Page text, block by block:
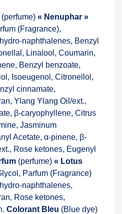
(perfume) « Nenuphar »
(Fragrance),
naphthalenes, Benzyl
Linalool, Coumarin,
Benzyl benzoate,
Isoeugenol, Citronellol,
cinnamate,
Ylang Ylang Oil/ext.,
β-caryophyllene, Citrus
Jasminum
Acetate, α-pinene, β-
Rose ketones, Eugenyl
(perfume) « Lotus
Parfum (Fragrance)
naphthalenes,
Rose ketones,
Colorant Bleu (Blue dye)